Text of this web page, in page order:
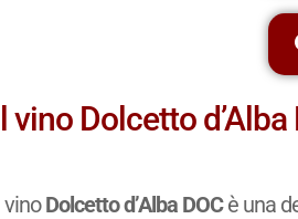
vino Dolcetto d’Alba
vinoDolcetto d’Alba DOCè una